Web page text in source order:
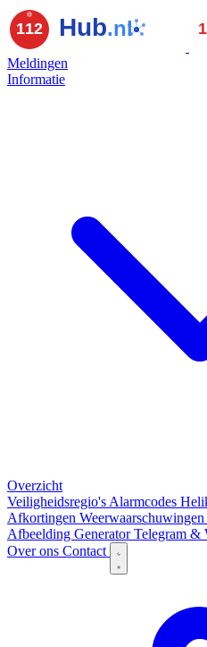
Meldingen
Informatie
Overzicht
Veiligheidsregio's Alarmcodes
Afkortingen Weerwaarschuwingen
Afbeelding GeneratorTelegram &
Over ons Contact